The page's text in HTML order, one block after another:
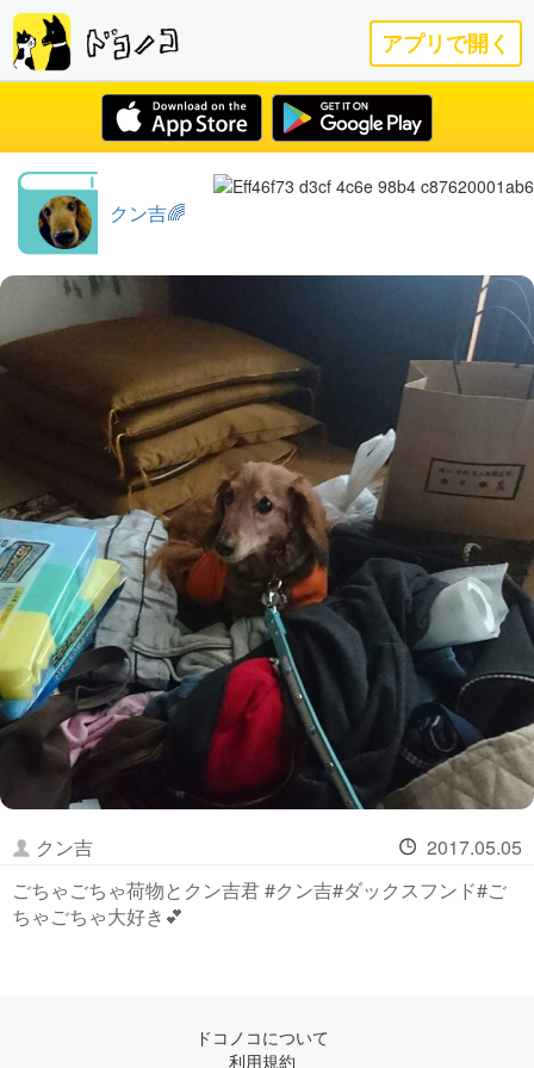
アプリで開く
クン吉🌈
クン吉
2017.05.05
ごちゃごちゃ荷物とクン吉君 #クン吉#ダックスフンド#ご
ちゃごちゃ大好き💕
ドコノコについて
利用規約